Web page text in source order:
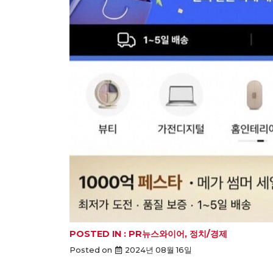
POSTED IN : PR뉴스와이어, 정치/경제
Posted on 2024년 08월 16일